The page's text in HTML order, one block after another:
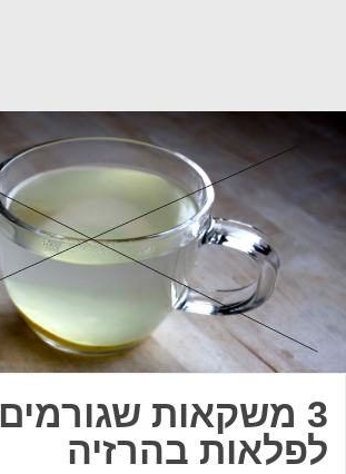
3 משקאות שגורמים
לפלאות בהרזיה